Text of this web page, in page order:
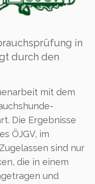
in
durch den
mit dem
Die Ergebnisse
ÖJGV, im
sind nur
die in einem
und